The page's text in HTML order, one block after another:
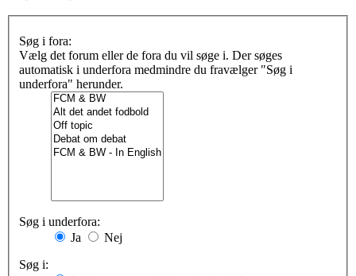
Søg i fora:
Vælg det forum eller de fora du vil søge i. Der søges
automatisk i underfora medmindre du fravælger "Søg i
underfora" herunder.
Søg i underfora:
Ja
Nej
Søg i: